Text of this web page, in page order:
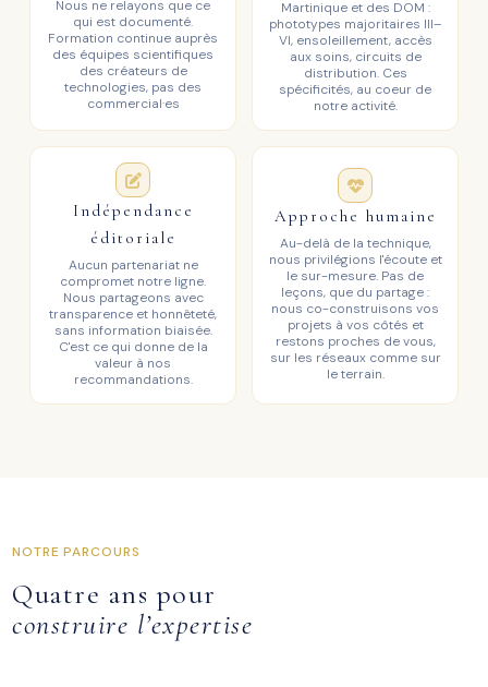
Nous ne relayons que ce
qui est documenté.
Formation continue auprès
des équipes scientifiques
des créateurs de
technologies, pas des
commercial·es
Martinique et des DOM :
phototypes majoritaires III–
VI, ensoleillement, accès
aux soins, circuits de
distribution. Ces
spécificités, au coeur de
notre activité.
Indépendance
éditoriale
Aucun partenariat ne
compromet notre ligne.
Nous partageons avec
transparence et honnêteté,
sans information biaisée.
C'est ce qui donne de la
valeur à nos
recommandations.
Approche humaine
Au-delà de la technique,
nous privilégions l'écoute et
le sur-mesure. Pas de
leçons, que du partage :
nous co-construisons vos
projets à vos côtés et
restons proches de vous,
sur les réseaux comme sur
le terrain.
NOTRE PARCOURS
Quatre ans pour
construire l’expertise